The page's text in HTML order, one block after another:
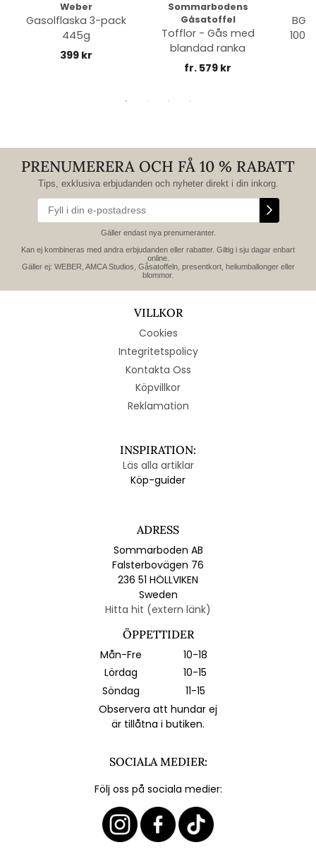
Weber
Gasolflaska 3-pack
445g
399 kr
Sommarbodens
Gåsatoffel
Tofflor - Gås med
blandad ranka
fr. 579 kr
PRENUMERERA OCH FÅ 10 % RABATT
Tips, exklusiva erbjudanden och nyheter direkt i din inkorg.
Gäller endast nya prenumeranter.
Kan ej kombineras med andra erbjudanden eller rabatter. Giltig i sju dagar enbart
online.
Gäller ej: WEBER, AMCA Studios, Gåsatoffeln, presentkort, heliumballonger eller
blommor.
VILLKOR
Cookies
Integritetspolicy
Kontakta Oss
Köpvillkor
Reklamation
INSPIRATION:
Läs alla artiklar
Köp-guider
ADRESS
Sommarboden AB
Falsterbovägen 76
236 51 HÖLLVIKEN
Sweden
Hitta hit (extern länk)
ÖPPETTIDER
Mån-Fre
10-18
Lördag
10-15
Söndag
11-15
Observera att hundar ej
är tillåtna i butiken.
SOCIALA MEDIER:
Följ oss på sociala medier: